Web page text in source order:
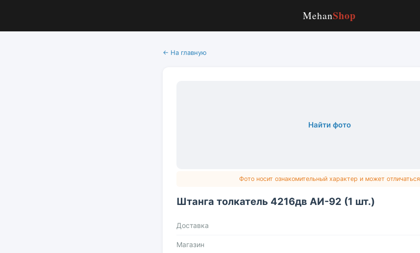
MehanShop
← На главную
Найти фото
Фото носит ознакомительный характер и может отличаться
Штанга толкатель 4216дв АИ-92 (1 шт.)
Доставка
Магазин